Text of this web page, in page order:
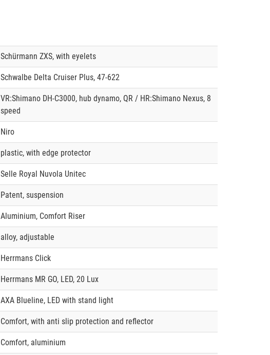
Schürmann ZXS, with eyelets
Schwalbe Delta Cruiser Plus, 47-622
VR:Shimano DH-C3000, hub dynamo, QR / HR:Shimano Nexus, 8
speed
Niro
plastic, with edge protector
Selle Royal Nuvola Unitec
Patent, suspension
Aluminium, Comfort Riser
alloy, adjustable
Herrmans Click
Herrmans MR GO, LED, 20 Lux
AXA Blueline, LED with stand light
Comfort, with anti slip protection and reflector
Comfort, aluminium